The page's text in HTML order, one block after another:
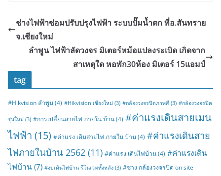
ช่างไฟฟ้าซ่อมปรับปรุงไฟฟ้า ระบบปั๊มน้ำตก ที่อ.สันทราย
จ.เชียงใหม่
ลำพูน ไฟฟ้าลัดวงจร มิเตอร์หม้อแปลงระเบิด เกิดจาก
สาเหตุใด หอพัก30ห้อง มิเตอร์ 15แอมป์
tag
#Hikvision ลำพูน(4) #Hikvision เชียงใหม่ (3) #กล้องวงจรปิดภาพสี (3) #กล้องวงจรปิด
รุ่นใหม่ (3) #การเปลี่ยนสายไฟ ภายใน บ้าน(4) #ค่าแรงเดินสายเมน
ไฟฟ้า (15) #ค่าแรง เดินสายไฟ ภายใน บ้าน(4) #ค่าแรงเดินสาย
ไฟภายในบ้าน 2562 (11) #ค่าแรง เดินไฟบ้าน(4) #ค่าแรงเดิน
ไฟบ้าน(7) #งบเดินไฟบ้าน รีโนเวททั้งหลัง (3) #ช่าง กล้องวงจรปิด on site